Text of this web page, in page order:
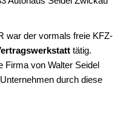
war der vormals freie KFZ-
tätig.
Firma von Walter Seidel
durch diese